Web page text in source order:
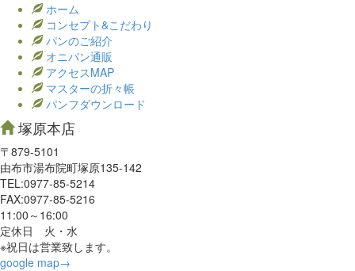
ホーム
コンセプト&こだわり
パンのご紹介
オニパン通販
アクセスMAP
マスターの折々帳
パンフダウンロード
塚原本店
〒879-5101
由布市湯布院町塚原135-142
TEL:0977‐85-5214
FAX:0977‐85-5216
11:00～16:00
定休日 火・水
※祝日は営業致します。
google map→